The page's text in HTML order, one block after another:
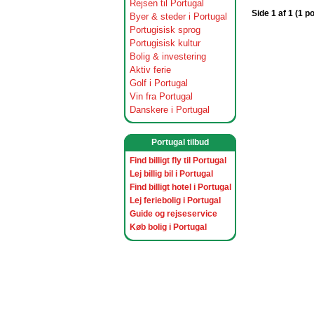
Rejsen til Portugal
Byer & steder i Portugal
Portugisisk sprog
Portugisisk kultur
Bolig & investering
Aktiv ferie
Golf i Portugal
Vin fra Portugal
Danskere i Portugal
Portugal tilbud
Find billigt fly til Portugal
Lej billig bil i Portugal
Find billigt hotel i Portugal
Lej feriebolig i Portugal
Guide og rejseservice
Køb bolig i Portugal
Side 1 af 1 (1